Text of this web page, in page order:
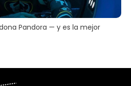
Pandora — y es la mejor